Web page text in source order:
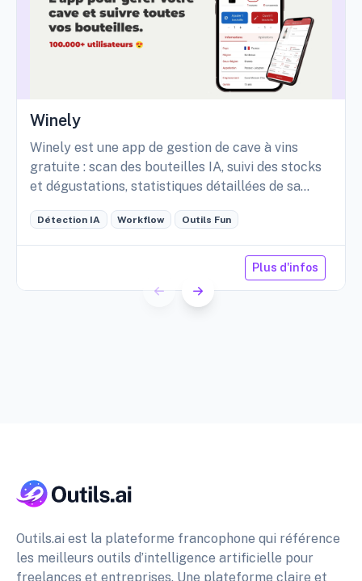
Winely
Winely est une app de gestion de cave à vins
gratuite : scan des bouteilles IA, suivi des stocks
et dégustations, statistiques détaillées de sa
Détection IA Workflow Outils Fun
Plus d'infos
Outils.ai est la plateforme francophone qui référence
les meilleurs outils d’intelligence artificielle pour
freelances et entreprises. Une plateforme claire et